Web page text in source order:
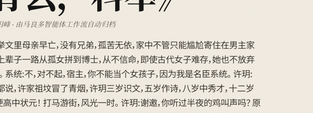
· 由马良多智能体工作流自动归档
文里母亲早亡，没有兄弟，孤苦无依，家中不管只能尴尬寄住在男主家
辈子一路从孤女拼到博士，从不信命，即使古代女子难存，她也不放弃
统:不，对不起，宿主，你不能当个女孩子，因为我是名臣系统。 许玥:
，许家祖坟冒了青烟，许玥三岁识文，五岁作诗，八岁中秀才，十二岁
中状元！ 打马游街，风光一时。 许玥:谢邀，你听过半夜的鸡叫声吗？ 原